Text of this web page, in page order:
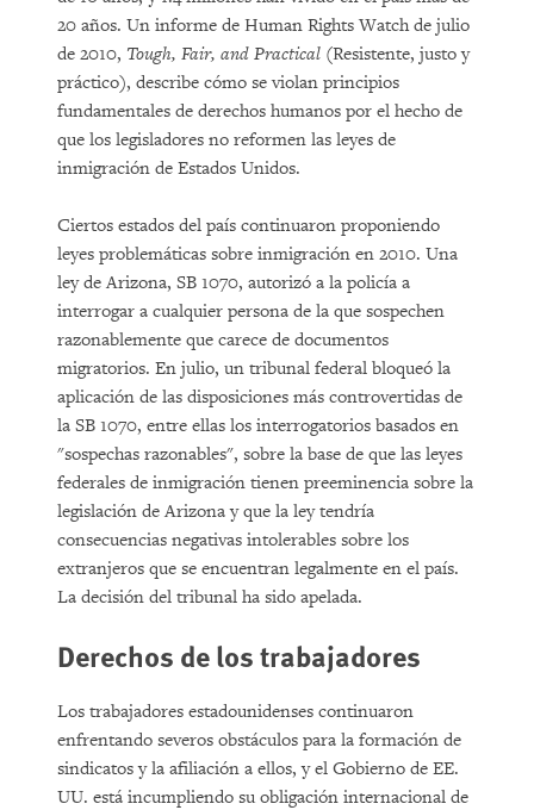
20 años. Un informe de Human Rights Watch de julio
de 2010, Tough, Fair, and Practical (Resistente, justo y
práctico), describe cómo se violan principios
fundamentales de derechos humanos por el hecho de
que los legisladores no reformen las leyes de
inmigración de Estados Unidos.
Ciertos estados del país continuaron proponiendo
leyes problemáticas sobre inmigración en 2010. Una
ley de Arizona, SB 1070, autorizó a la policía a
interrogar a cualquier persona de la que sospechen
razonablemente que carece de documentos
migratorios. En julio, un tribunal federal bloqueó la
aplicación de las disposiciones más controvertidas de
la SB 1070, entre ellas los interrogatorios basados en
"sospechas razonables", sobre la base de que las leyes
federales de inmigración tienen preeminencia sobre la
legislación de Arizona y que la ley tendría
consecuencias negativas intolerables sobre los
extranjeros que se encuentran legalmente en el país.
La decisión del tribunal ha sido apelada.
Derechos de los trabajadores
Los trabajadores estadounidenses continuaron
enfrentando severos obstáculos para la formación de
sindicatos y la afiliación a ellos, y el Gobierno de EE.
UU. está incumpliendo su obligación internacional de